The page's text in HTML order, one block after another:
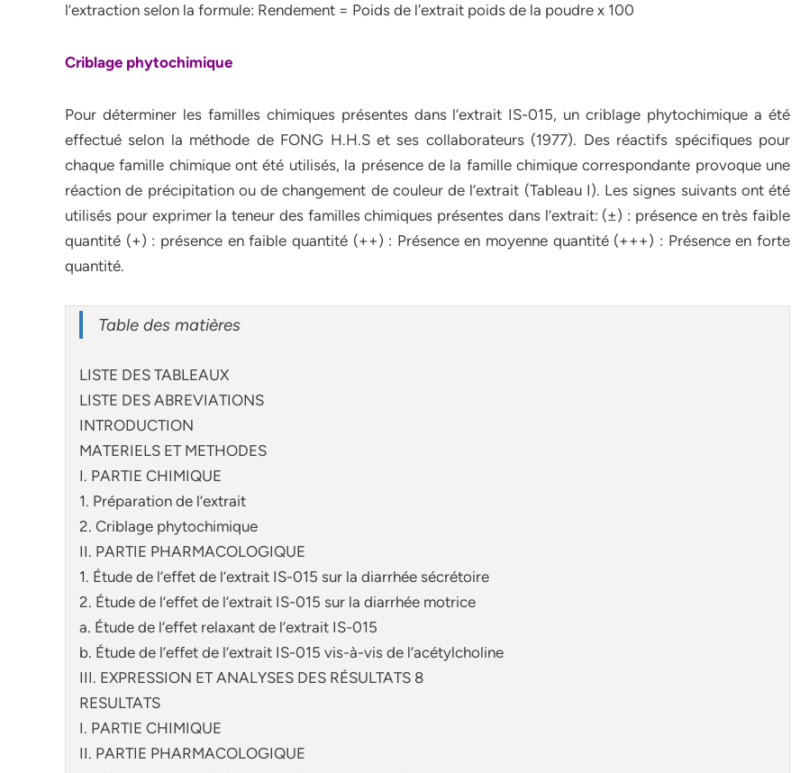
l’extraction selon la formule: Rendement = Poids de l′extrait poids de la poudre x 100
Criblage phytochimique
Pour déterminer les familles chimiques présentes dans l’extrait IS-015, un criblage phytochimique a été
effectué selon la méthode de FONG H.H.S et ses collaborateurs (1977). Des réactifs spécifiques pour
chaque famille chimique ont été utilisés, la présence de la famille chimique correspondante provoque une
réaction de précipitation ou de changement de couleur de l’extrait (Tableau I). Les signes suivants ont été
utilisés pour exprimer la teneur des familles chimiques présentes dans l’extrait: (±) : présence en très faible
quantité (+) : présence en faible quantité (++) : Présence en moyenne quantité (+++) : Présence en forte
quantité.
Table des matières
LISTE DES TABLEAUX
LISTE DES ABREVIATIONS
INTRODUCTION
MATERIELS ET METHODES
I. PARTIE CHIMIQUE
1. Préparation de l’extrait
2. Criblage phytochimique
II. PARTIE PHARMACOLOGIQUE
1. Étude de l’effet de l’extrait IS-015 sur la diarrhée sécrétoire
2. Étude de l’effet de l’extrait IS-015 sur la diarrhée motrice
a. Étude de l’effet relaxant de l’extrait IS-015
b. Étude de l’effet de l’extrait IS-015 vis-à-vis de l’acétylcholine
III. EXPRESSION ET ANALYSES DES RÉSULTATS 8
RESULTATS
I. PARTIE CHIMIQUE
II. PARTIE PHARMACOLOGIQUE